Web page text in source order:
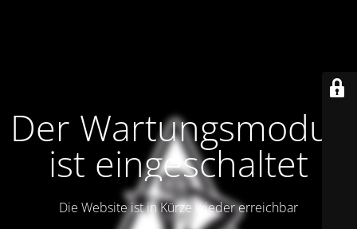
Der Wartungsmodus
ist eingeschaltet
Die Website ist in Kürze wieder erreichbar